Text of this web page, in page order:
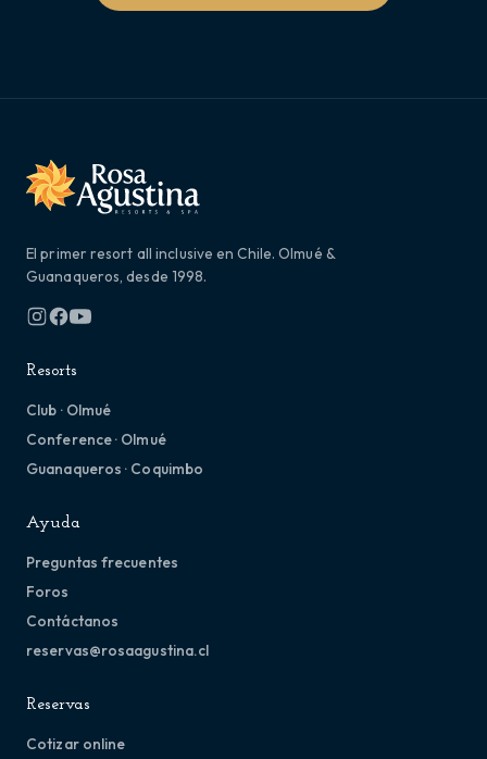
El primer resort all inclusive en Chile. Olmué &
Guanaqueros, desde 1998.
Resorts
Club · Olmué
Conference · Olmué
Guanaqueros · Coquimbo
Ayuda
Preguntas frecuentes
Foros
Contáctanos
reservas@rosaagustina.cl
Reservas
Cotizar online